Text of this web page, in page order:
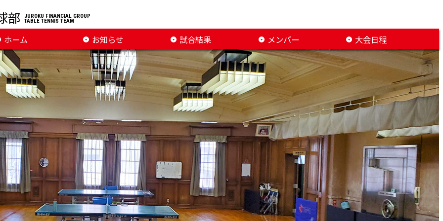
部 JUROKU FINANCIAL GROUP
TABLE TENNIS TEAM
ホーム お知らせ 試合結果 メンバー 大会日程